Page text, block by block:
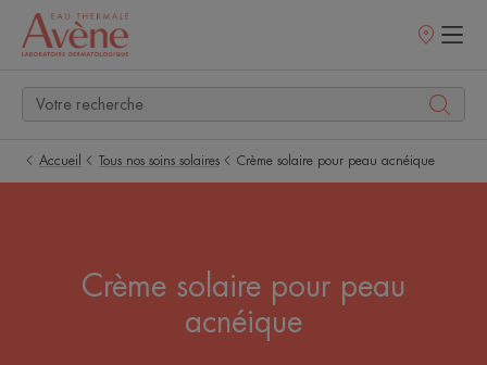
Points
Accueil Tous nos soins solaires Crème solaire pour peau acnéique
Crème solaire pour peau
acnéique